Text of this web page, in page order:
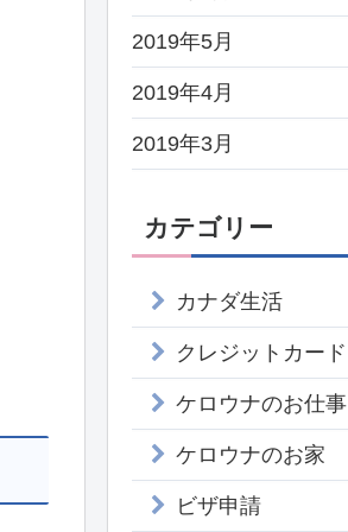
2019年5月
2019年4月
2019年3月
カテゴリー
カナダ生活
クレジットカード
ケロウナのお仕事
ケロウナのお家
ビザ申請